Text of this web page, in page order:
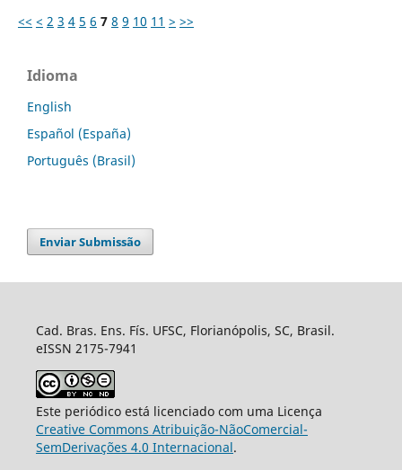
<< < 2 3 4 5 6 7 8 9 10 11 > >>
Idioma
English
Español (España)
Português (Brasil)
Enviar Submissão
Cad. Bras. Ens. Fís. UFSC, Florianópolis, SC, Brasil.
eISSN 2175-7941
Este periódico está licenciado com uma Licença
Creative Commons Atribuição-NãoComercial-
SemDerivações 4.0 Internacional.